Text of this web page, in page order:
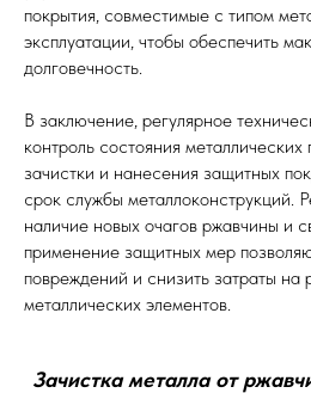
покрытия, совместимые с типом
эксплуатации, чтобы обеспечить
долговечность.
В заключение, регулярное
контроль состояния
зачистки и нанесения защитных
срок службы металлоконструкций.
наличие новых очагов ржавчины и
применение защитных мер
повреждений и снизить затраты на
металлических элементов.
Зачистка металла от